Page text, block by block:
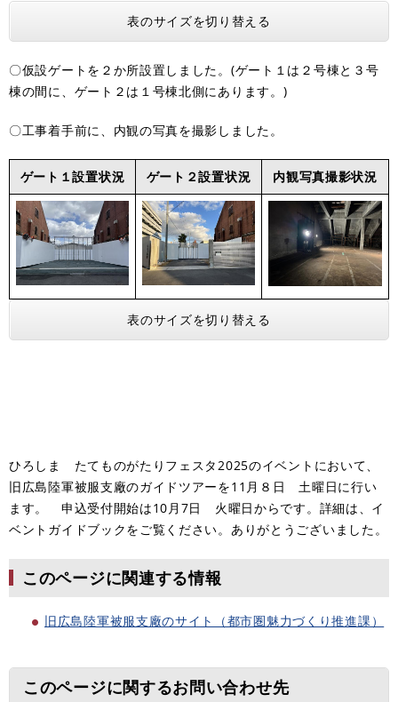
表のサイズを切り替える
〇仮設ゲートを２か所設置しました。(ゲート１は２号棟と３号
棟の間に、ゲート２は１号棟北側にあります。)
〇工事着手前に、内観の写真を撮影しました。
ゲート１設置状況 ゲート２設置状況 内観写真撮影状況
表のサイズを切り替える
ひろしま たてものがたりフェスタ2025のイベントにおいて、
旧広島陸軍被服支廠のガイドツアーを11月８日 土曜日に行い
ます。 申込受付開始は10月7日 火曜日からです。詳細は、イ
ベントガイドブックをご覧ください。ありがとうございました。
このページに関連する情報
旧広島陸軍被服支廠のサイト（都市圏魅力づくり推進課）
このページに関するお問い合わせ先